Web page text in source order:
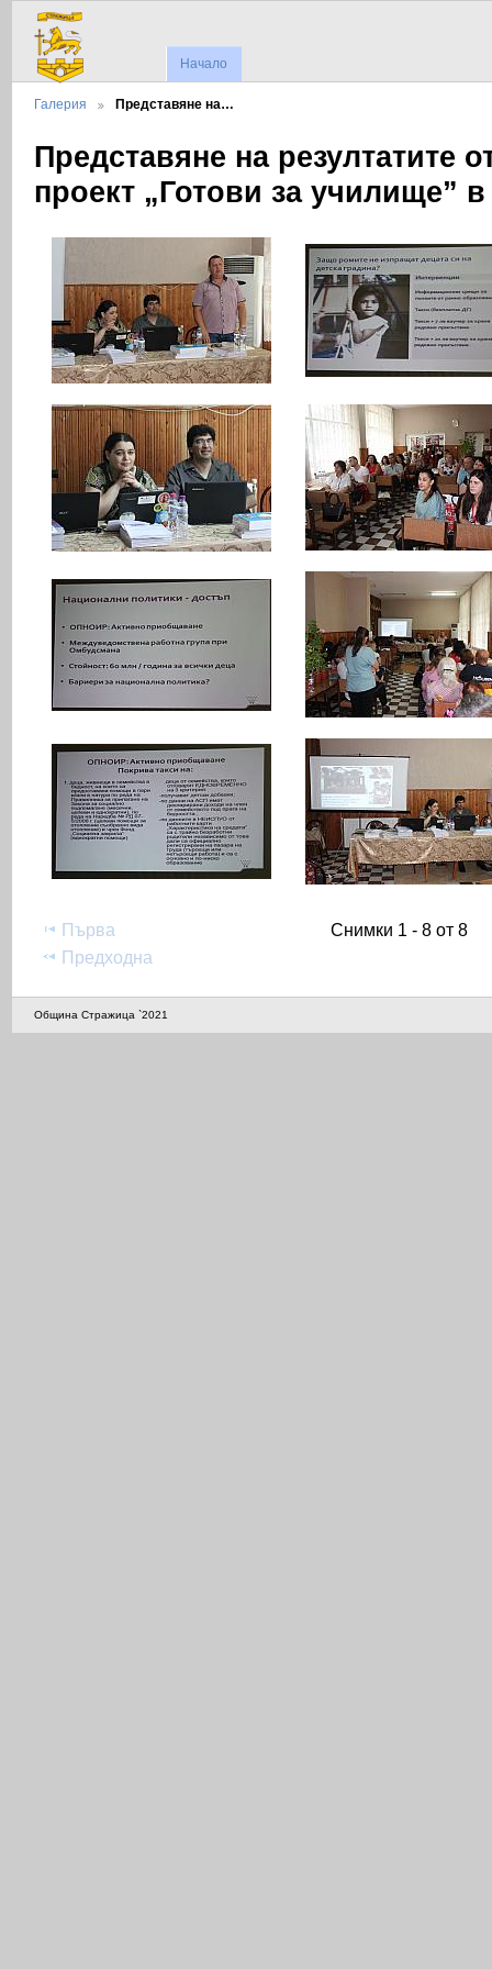
Начало
Галерия Представяне на…
Представяне на резултатите
проект „Готови за училище”
Първа
Предходна
Снимки 1 - 8 от 8
Община Стражица `2021